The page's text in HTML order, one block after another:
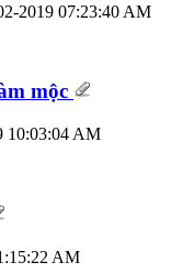
2019 07:23:40 AM
mộc
10:03:04 AM
AM